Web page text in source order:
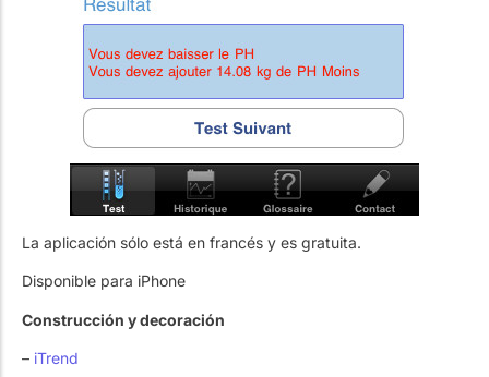
La aplicación sólo está en francés y es gratuita.
Disponible para iPhone
Construcción y decoración
– iTrend